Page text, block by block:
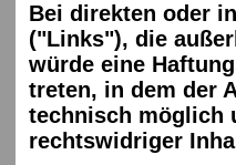
Bei direkten oder
("Links"), die
würde eine
treten, in dem der
technisch möglich
rechtswidriger